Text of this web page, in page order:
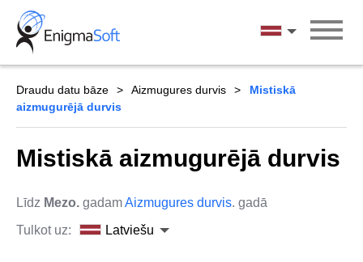
Skip
content
Latviešu
Draudu datu bāze Aizmugures durvis
Mistiskā
aizmugurējā durvis
Mistiskā aizmugurējā durvis
Līdz Mezo. gadamAizmugures durvis. gadā
Tulkot uz:
Latviešu